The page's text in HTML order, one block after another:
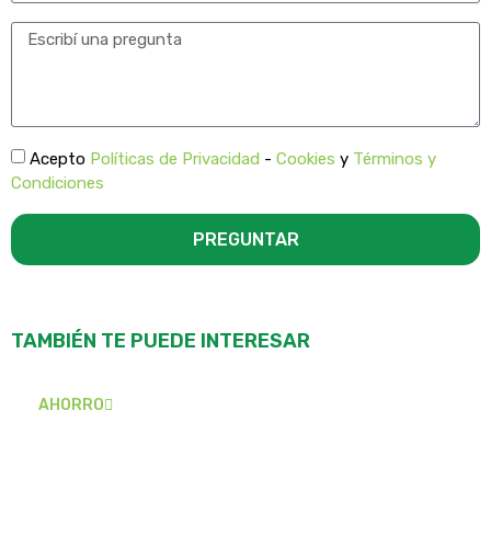
Acepto Políticas de Privacidad - Cookies y Términos y
Condiciones
PREGUNTAR
TAMBIÉN TE PUEDE INTERESAR
AHORRO